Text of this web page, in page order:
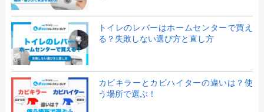
トイレのレバーはホームセンターで買え
る？失敗しない選び方と直し方
カビキラーとカビハイターの違いは？使
う場所で選ぶ！